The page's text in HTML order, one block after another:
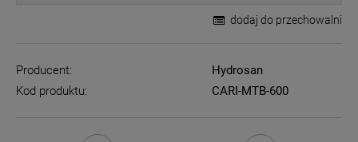
dodaj do przechowalni
Producent:
Hydrosan
Kod produktu:
CARI-MTB-600